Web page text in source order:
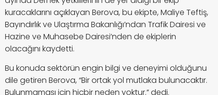
kuracaklarını açıklayan Berova, bu ekipte, Maliye Teftiş,
Bayındırlık ve Ulaştırma Bakanlığı’ndan Trafik Dairesi ve
Hazine ve Muhasebe Dairesi’nden de ekiplerin
olacağını kaydetti.
Bu konuda sektörün engin bilgi ve deneyimi olduğunu
dile getiren Berova, “Bir ortak yol mutlaka bulunacaktır.
Bulunmaması için hiçbir neden yoktur.” dedi.